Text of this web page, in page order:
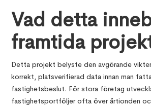
Vad detta
framtida
Detta projekt belyste den avgörande
korrekt, platsverifierad data innan man
fastighetsbeslut. För stora företag
fastighetsportföljer ofta över årtionden